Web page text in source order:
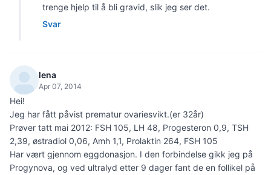
trenge hjelp til å bli gravid, slik jeg ser det.
Svar
lena
Apr 07, 2014
Hei!
Jeg har fått påvist prematur ovariesvikt.(er 32år)
Prøver tatt mai 2012: FSH 105, LH 48, Progesteron 0,9, TSH
2,39, østradiol 0,06, Amh 1,1, Prolaktin 264, FSH 105
Har vært gjennom eggdonasjon. I den forbindelse gikk jeg på
Progynova, og ved ultralyd etter 9 dager fant de en follikel på